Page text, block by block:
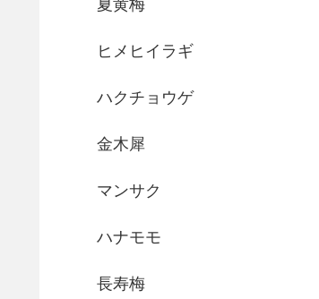
夏黄梅
ヒメヒイラギ
ハクチョウゲ
金木犀
マンサク
ハナモモ
長寿梅